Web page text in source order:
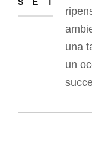
una
un